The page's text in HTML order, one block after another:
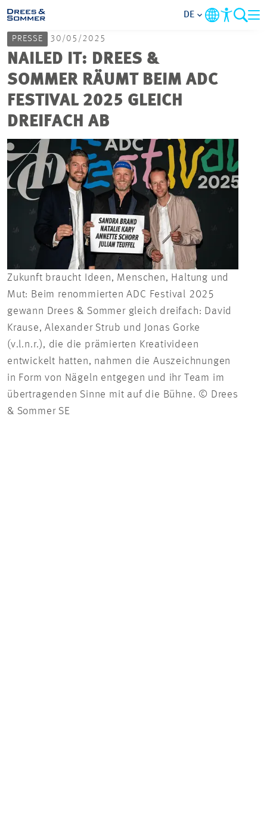
MARKETS
SERVICES
IM FOKUS
KARRIERE
PROJEKTE
KONTAKT
DE
PRESSE 30/05/2025
NAILED IT: DREES &
SOMMER RÄUMT BEIM ADC
FESTIVAL 2025 GLEICH
DREIFACH AB
Zukunft braucht Ideen, Menschen, Haltung und
Mut: Beim renommierten ADC Festival 2025
gewann Drees & Sommer gleich dreifach: David
Krause, Alexander Strub und Jonas Gorke
(v.l.n.r.), die die prämierten Kreativideen
entwickelt hatten, nahmen die Auszeichnungen
in Form von Nägeln entgegen und ihr Team im
übertragenden Sinne mit auf die Bühne. © Drees
& Sommer SE